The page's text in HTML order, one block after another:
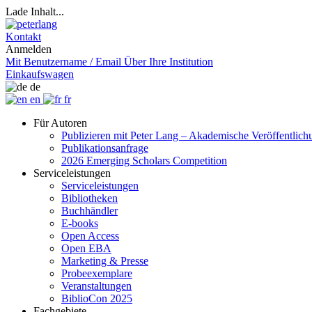
Lade Inhalt...
Kontakt
Anmelden
Mit Benutzername / Email Über Ihre Institution
Einkaufswagen
de
en
fr
Für Autoren
Publizieren mit Peter Lang – Akademische
Publikationsanfrage
2026 Emerging Scholars Competition
Serviceleistungen
Serviceleistungen
Bibliotheken
Buchhändler
E-books
Open Access
Open EBA
Marketing & Presse
Probeexemplare
Veranstaltungen
BiblioCon 2025